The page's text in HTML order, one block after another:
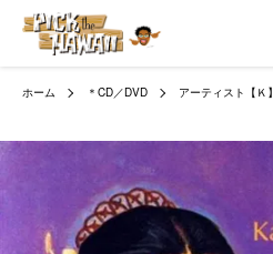
ホーム ＊CD／DVD アーティスト【Ｋ】